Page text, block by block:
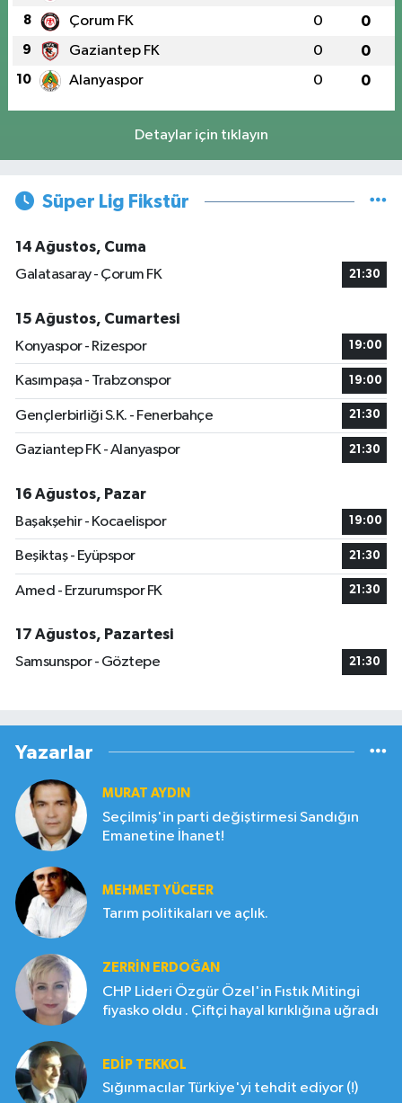
8 Çorum FK 0 0
9 Gaziantep FK 0 0
10 Alanyaspor 0 0
Detaylar için tıklayın
Süper Lig Fikstür
14 Ağustos, Cuma
Galatasaray - Çorum FK
21:30
15 Ağustos, Cumartesi
Konyaspor - Rizespor
19:00
Kasımpaşa - Trabzonspor 19:00
Gençlerbirliği S.K. - Fenerbahçe 21:30
Gaziantep FK - Alanyaspor 21:30
16 Ağustos, Pazar
Başakşehir - Kocaelispor
19:00
Beşiktaş - Eyüpspor 21:30
Amed - Erzurumspor FK 21:30
17 Ağustos, Pazartesi
Samsunspor - Göztepe
21:30
Yazarlar
MURAT AYDIN
Seçilmiş'in parti değiştirmesi Sandığın
Emanetine İhanet!
MEHMET YÜCEER
Tarım politikaları ve açlık.
ZERRIN ERDOĞAN
CHP Lideri Özgür Özel'in Fıstık Mitingi
fiyasko oldu . Çiftçi hayal kırıklığına uğradı
EDIP TEKKOL
Sığınmacılar Türkiye'yi tehdit ediyor (!)